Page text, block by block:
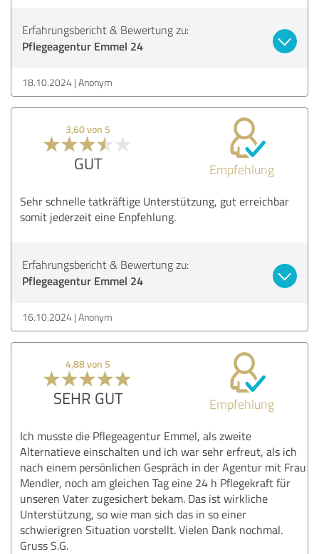
Erfahrungsbericht & Bewertung zu:
Pflegeagentur Emmel 24
18.10.2024 Anonym
3,60 von 5
GUT Empfehlung
Sehr schnelle tatkräftige Unterstützung, gut erreichbar
somit jederzeit eine Enpfehlung.
Erfahrungsbericht & Bewertung zu:
Pflegeagentur Emmel 24
16.10.2024 Anonym
4,88 von 5
SEHR GUT Empfehlung
Ich musste die Pflegeagentur Emmel, als zweite
Alternatieve einschalten und ich war sehr erfreut, als ich
nach einem persönlichen Gespräch in der Agentur mit Frau
Mendler, noch am gleichen Tag eine 24 h Pflegekraft für
unseren Vater zugesichert bekam. Das ist wirkliche
Unterstützung, so wie man sich das in so einer
schwierigren Situation vorstellt. Vielen Dank nochmal.
Gruss S.G.